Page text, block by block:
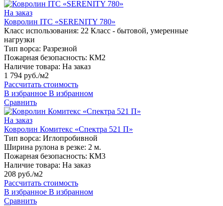
На заказ
Ковролин ITC «SERENITY 780»
Класс использования: 22 Класс - бытовой, умеренные
нагрузки
Тип ворса: Разрезной
Пожарная безопасность: КМ2
Наличие товара: На заказ
1 794 руб./м2
Рассчитать стоимость
В избранное В избранном
Сравнить
На заказ
Ковролин Комитекс «Спектра 521 П»
Тип ворса: Иглопробивной
Ширина рулона в резке: 2 м.
Пожарная безопасность: КМ3
Наличие товара: На заказ
208 руб./м2
Рассчитать стоимость
В избранное В избранном
Сравнить